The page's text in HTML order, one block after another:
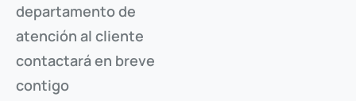
departamento de
atención al cliente
contactará en breve
contigo
VOLVER A LA FICHA